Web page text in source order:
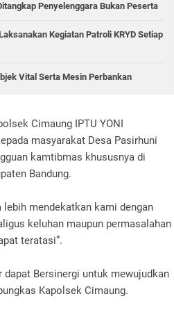
Penyelenggara Bukan Peserta
Kegiatan Patroli KRYD Setiap
Vital Serta Mesin Perbankan
Cimaung IPTU YONI
masyarakat Desa Pasirhuni
kamtibmas khususnya di
Bandung.
mendekatkan kami dengan
keluhan maupun permasalahan
teratasi”.
Bersinergi untuk mewujudkan
Kapolsek Cimaung.